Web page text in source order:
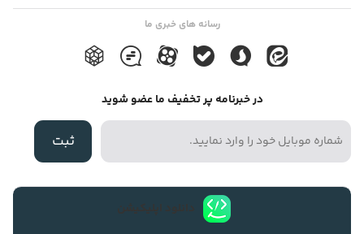
برش خورده روز رنگهای رنگی بر روی شیشه معمولاً از رنگ سفید همین
محصول به عنوان پشت زمینه کار استفاده میکنند. این متریال در دو
استفاده میشود . موارد مصرف روز رنگ بیشترین مصرف روزرنگ برای
برش حروف ، آرم و لوگو میباشد . ولی این متریال مصارف دیگری نیز
دارد که به این موارد میتوان اشاره نمود : ۱- به عنوان خطوط راهنما در
برندد کردن خودروهای پلیس ، تاکسی ها ، آمبولانسها ، یدک کش ها ،
رسانه های خبری ما
در خبرنامه پر تخفیف ما عضو شوید
ثبت